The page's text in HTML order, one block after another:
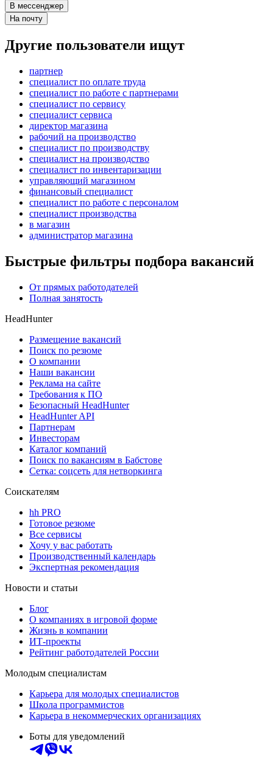
В мессенджер
На почту
Другие пользователи ищут
партнер
специалист по оплате труда
специалист по работе с партнерами
специалист по сервису
специалист сервиса
директор магазина
рабочий на производство
специалист по производству
специалист на производство
специалист по инвентаризации
управляющий магазином
финансовый специалист
специалист по работе с персоналом
специалист производства
в магазин
администратор магазина
Быстрые фильтры подбора вакансий
От прямых работодателей
Полная занятость
HeadHunter
Размещение вакансий
Поиск по резюме
О компании
Наши вакансии
Реклама на сайте
Требования к ПО
Безопасный HeadHunter
HeadHunter API
Партнерам
Инвесторам
Каталог компаний
Поиск по вакансиям в Бабстове
Сетка: соцсеть для нетворкинга
Соискателям
hh PRO
Готовое резюме
Все сервисы
Хочу у вас работать
Производственный календарь
Экспертная рекомендация
Новости и статьи
Блог
О компаниях в игровой форме
Жизнь в компании
ИТ-проекты
Рейтинг работодателей России
Молодым специалистам
Карьера для молодых специалистов
Школа программистов
Карьера в некоммерческих организациях
Боты для уведомлений